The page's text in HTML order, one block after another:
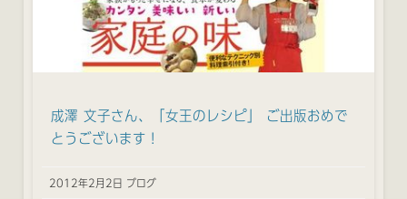
成澤 文子さん、「女王のレシピ」 ご出版おめで
とうございます！
2012年2月2日 ブログ